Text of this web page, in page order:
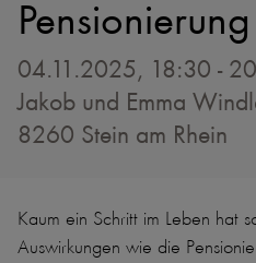
Pensionierung
04.11.2025, 18:30 -
Jakob und Emma
8260 Stein am Rhein
Kaum ein Schritt im Leben hat
Auswirkungen wie die